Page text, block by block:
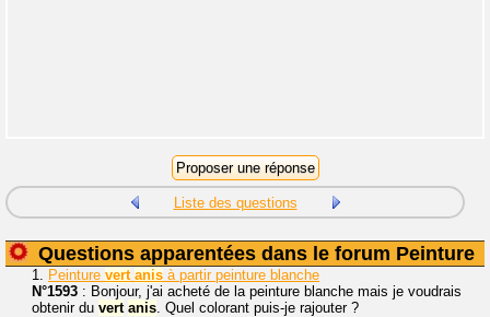
Liste des questions
Questions apparentées dans le forum Peinture
1. Peinture vert anis à partir peinture blanche
N°1593 : Bonjour, j'ai acheté de la peinture blanche mais je voudrais
obtenir du vert anis. Quel colorant puis-je rajouter ?